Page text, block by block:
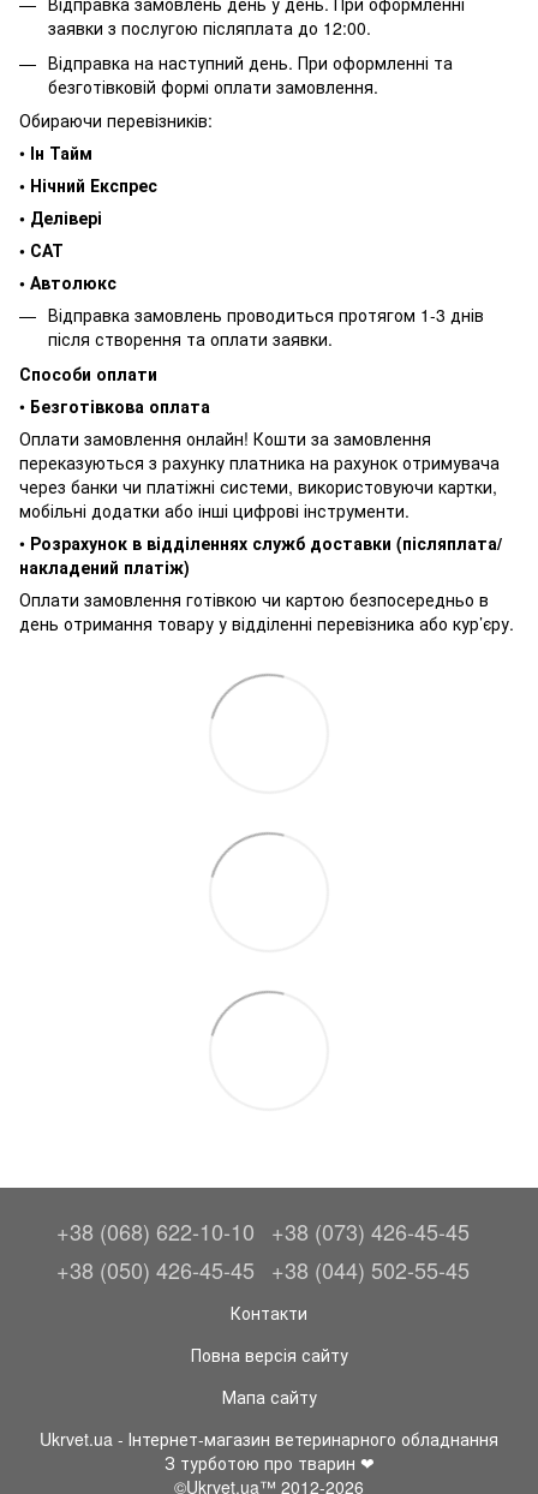
заявки з послугою післяплата до 12:00.
Відправка на наступний день. При оформленні та
безготівковій формі оплати замовлення.
Обираючи перевізників:
• Ін Тайм
• Нічний Експрес
• Делівері
• САТ
• Автолюкс
Відправка замовлень проводиться протягом 1-3 днів
після створення та оплати заявки.
Способи оплати
• Безготівкова оплата
Оплати замовлення онлайн! Кошти за замовлення
переказуються з рахунку платника на рахунок отримувача
через банки чи платіжні системи, використовуючи картки,
мобільні додатки або інші цифрові інструменти.
• Розрахунок в відділеннях служб доставки (післяплата/
накладений платіж)
Оплати замовлення готівкою чи картою безпосередньо в
день отримання товару у відділенні перевізника або кур’єру.
+38 (068) 622-10-10
+38 (073) 426-45-45
+38 (050) 426-45-45
+38 (044) 502-55-45
Контакти
Повна версія сайту
Мапа сайту
Ukrvet.ua - Інтернет-магазин ветеринарного обладнання
З турботою про тварин ❤
©Ukrvet.ua™ 2012-2026